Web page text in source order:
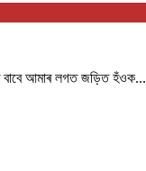
বাবে আমাৰ লগত জড়িত হঁওক...